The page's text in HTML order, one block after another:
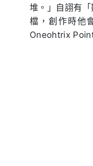
堆。」自詡有
檔，創作時他
Oneohtrix